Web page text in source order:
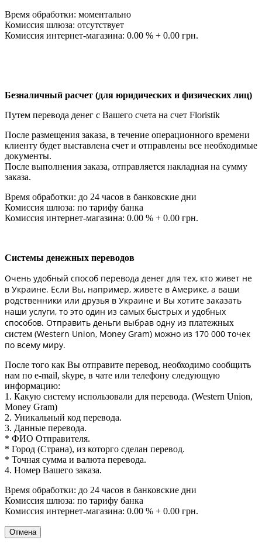
Время обработки: моментально
Комиссия шлюза: отсутствует
Комиссия интернет-магазина: 0.00 % + 0.00 грн.
Безналичный расчет (для юридических и физических лиц)
Путем перевода денег с Вашего счета на счет Floristik
После размещения заказа, в течение операционного времени
клиенту будет выставлена счет и отправлены все необходимые
документы.
После выполнения заказа, отправляется накладная на сумму
заказа.
Время обработки: до 24 часов в банковские дни
Комиссия шлюза: по тарифу банка
Комиссия интернет-магазина: 0.00 % + 0.00 грн.
Системы денежных переводов
Очень удобный способ перевода денег для тех, кто живет не
в Украине. Если Вы, например, живете в Америке, а ваши
родственники или друзья в Украине и Вы хотите заказать
наши услуги, то это один из самых быстрых и удобных
способов. Отправить деньги выбрав одну из платежных
систем (Western Union, Money Gram) можно из 170 000 точек
по всему миру.
После того как Вы отправите перевод, необходимо сообщить
нам по e-mail, skype, в чате или телефону следующую
информацию:
1. Какую систему использовали для перевода. (Western Union,
Money Gram)
2. Уникальный код перевода.
3. Данные перевода.
* ФИО Отправителя.
* Город (Страна), из которго сделан перевод.
* Точная сумма и валюта перевода.
4. Номер Вашего заказа.
Время обработки: до 24 часов в банковские дни
Комиссия шлюза: по тарифу банка
Комиссия интернет-магазина: 0.00 % + 0.00 грн.